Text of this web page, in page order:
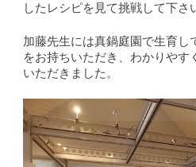
したレシピを見て挑戦して下さ
加藤先生には真鍋庭園で生育し
をお持ちいただき、わかりやす
いただきました。